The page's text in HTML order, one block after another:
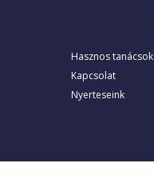
Hasznos tanácsok
Kapcsolat
Nyerteseink